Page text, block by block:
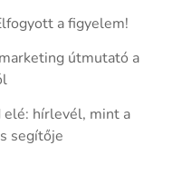
a figyelem!
útmutató a
elé: hírlevél, mint a
segítője